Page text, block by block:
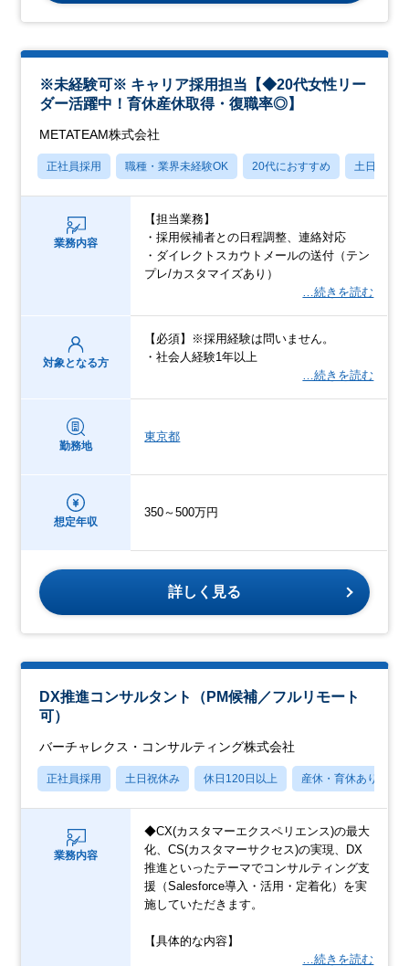
※未経験可※ キャリア採用担当【◆20代女性リー
ダー活躍中！育休産休取得・復職率◎】
METATEAM株式会社
正社員採用 職種・業界未経験OK 20代におすすめ 土日祝休み
業務内容
【担当業務】
・採用候補者との日程調整、連絡対応
・ダイレクトスカウトメールの送付（テン
プレ/カスタマイズあり）
…続きを読む
対象となる方
【必須】※採用経験は問いません。
・社会人経験1年以上
…続きを読む
勤務地
東京都
想定年収
350～500万円
詳しく見る
DX推進コンサルタント（PM候補／フルリモート
可）
バーチャレクス・コンサルティング株式会社
正社員採用 土日祝休み 休日120日以上 産休・育休あり
業務内容
◆CX(カスタマーエクスペリエンス)の最大
化、CS(カスタマーサクセス)の実現、DX
推進といったテーマでコンサルティング支
援（Salesforce導入・活用・定着化）を実
施していただきます。
【具体的な内容】
…続きを読む